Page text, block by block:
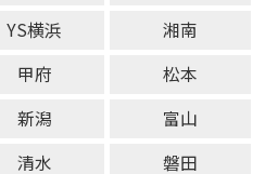
YS横浜
湘南
甲府
松本
新潟
富山
清水
磐田